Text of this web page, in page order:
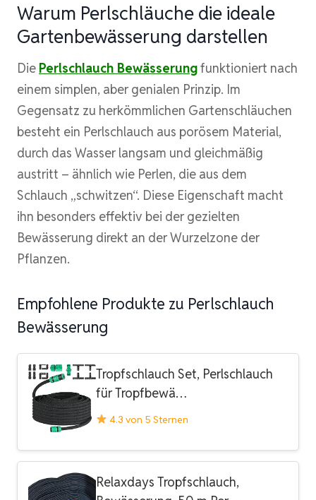
Warum Perlschläuche die ideale
Gartenbewässerung darstellen
Die Perlschlauch Bewässerungfunktioniert nach
einem simplen, aber genialen Prinzip. Im
Gegensatz zu herkömmlichen Gartenschläuchen
besteht ein Perlschlauch aus porösem Material,
durch das Wasser langsam und gleichmäßig
austritt – ähnlich wie Perlen, die aus dem
Schlauch „schwitzen“. Diese Eigenschaft macht
ihn besonders effektiv bei der gezielten
Bewässerung direkt an der Wurzelzone der
Pflanzen.
Empfohlene Produkte zu Perlschlauch
Bewässerung
Tropfschlauch Set, Perlschlauch
für Tropfbewä…
4.3 von 5 Sternen
Relaxdays Tropfschlauch,